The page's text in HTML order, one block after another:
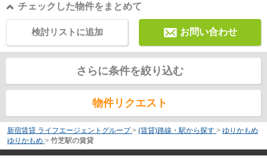
チェックした物件をまとめて
お問い合わせ
検討リストに追加
さらに条件を絞り込む
物件リクエスト
新宿賃貸 ライフエージェントグループ > (賃貸)路線・駅から探す > ゆりかもめ
ゆりかもめ > 竹芝駅の賃貸